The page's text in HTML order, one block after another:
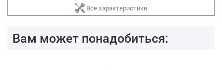
Все характеристики
Вам может понадобиться: